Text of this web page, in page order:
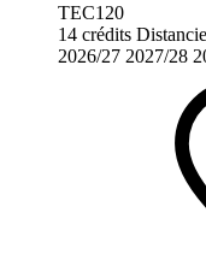
TEC120
14 crédits
2026/27 2027/28